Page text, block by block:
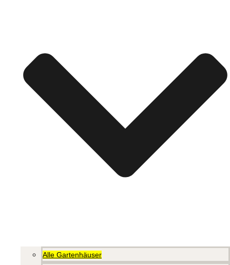
Alle Gartenhäuser